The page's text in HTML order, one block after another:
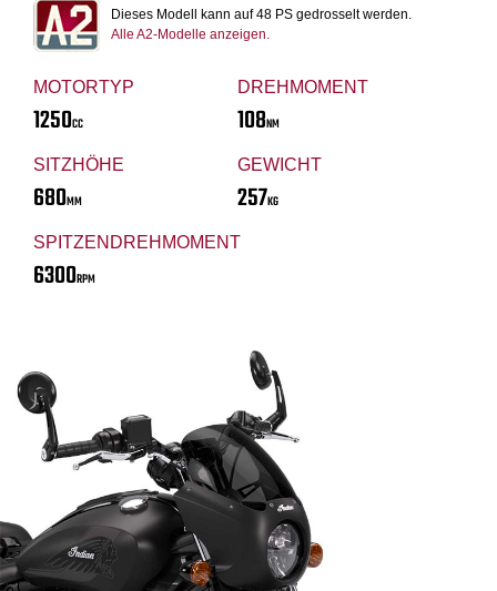
MOTORTYP
1250CC
DREHMOMENT
108NM
SITZHÖHE
680MM
GEWICHT
257KG
SPITZENDREHMOMENT
6300RPM
Dieses Modell kann auf 48 PS gedrosselt werden.
Alle A2-Modelle anzeigen.